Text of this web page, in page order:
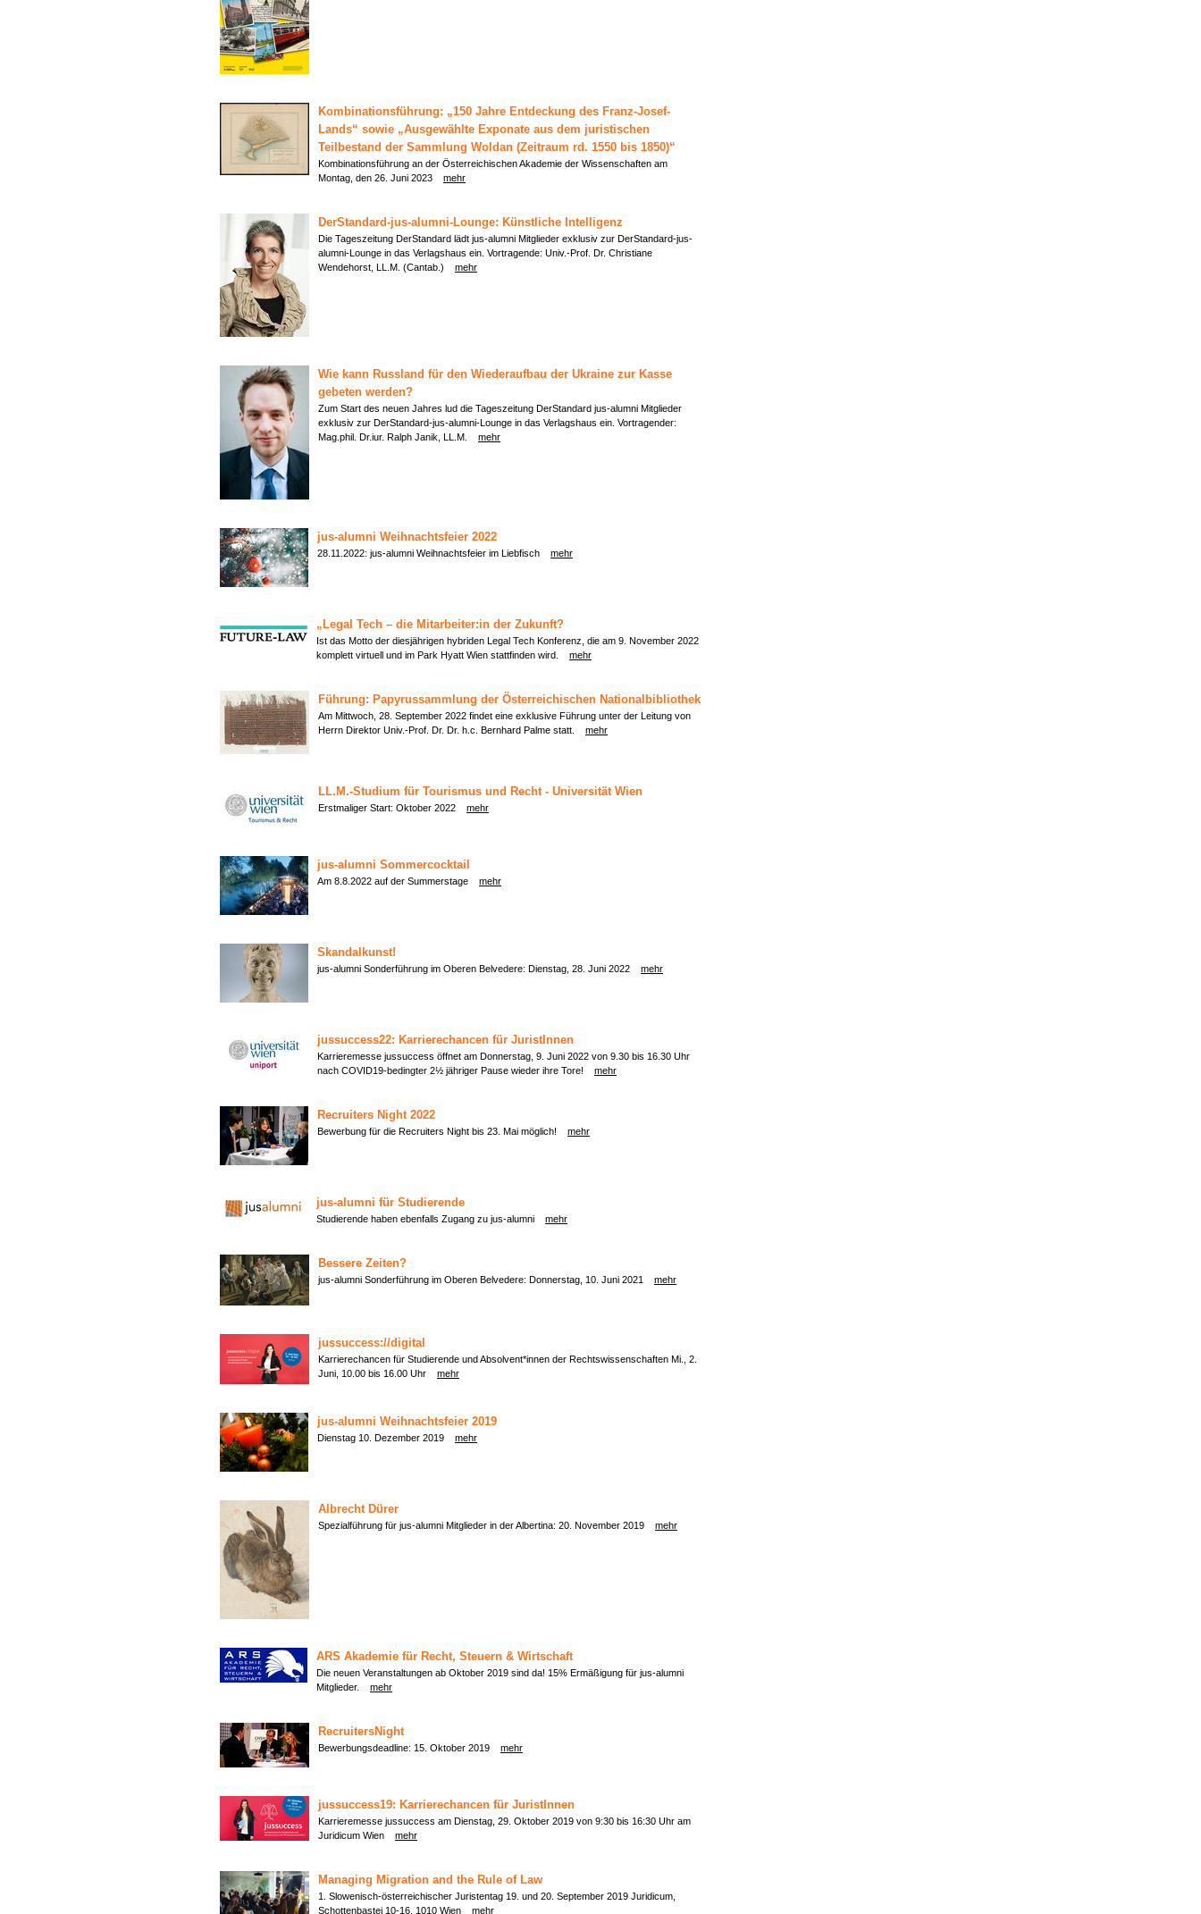
Kombinationsführung: „150 Jahre Entdeckung des Franz-Josef-
Lands“ sowie „Ausgewählte Exponate aus dem juristischen
Teilbestand der Sammlung Woldan (Zeitraum rd. 1550 bis 1850)“
Kombinationsführung an der Österreichischen Akademie der Wissenschaften am
Montag, den 26. Juni 2023 mehr
DerStandard-jus-alumni-Lounge: Künstliche Intelligenz
Die Tageszeitung DerStandard lädt jus-alumni Mitglieder exklusiv zur DerStandard-jus-
alumni-Lounge in das Verlagshaus ein. Vortragende: Univ.-Prof. Dr. Christiane
Wendehorst, LL.M. (Cantab.) mehr
Wie kann Russland für den Wiederaufbau der Ukraine zur Kasse
gebeten werden?
Zum Start des neuen Jahres lud die Tageszeitung DerStandard jus-alumni Mitglieder
exklusiv zur DerStandard-jus-alumni-Lounge in das Verlagshaus ein. Vortragender:
Mag.phil. Dr.iur. Ralph Janik, LL.M. mehr
jus-alumni Weihnachtsfeier 2022
28.11.2022: jus-alumni Weihnachtsfeier im Liebfisch mehr
„Legal Tech – die Mitarbeiter:in der Zukunft?
Ist das Motto der diesjährigen hybriden Legal Tech Konferenz, die am 9. November 2022
komplett virtuell und im Park Hyatt Wien stattfinden wird. mehr
Führung: Papyrussammlung der Österreichischen Nationalbibliothek
Am Mittwoch, 28. September 2022 findet eine exklusive Führung unter der Leitung von
Herrn Direktor Univ.-Prof. Dr. Dr. h.c. Bernhard Palme statt. mehr
LL.M.-Studium für Tourismus und Recht - Universität Wien
Erstmaliger Start: Oktober 2022 mehr
jus-alumni Sommercocktail
Am 8.8.2022 auf der Summerstage mehr
Skandalkunst!
jus-alumni Sonderführung im Oberen Belvedere: Dienstag, 28. Juni 2022 mehr
jussuccess22: Karrierechancen für JuristInnen
Karrieremesse jussuccess öffnet am Donnerstag, 9. Juni 2022 von 9.30 bis 16.30 Uhr
nach COVID19-bedingter 2½ jähriger Pause wieder ihre Tore! mehr
Recruiters Night 2022
Bewerbung für die Recruiters Night bis 23. Mai möglich! mehr
jus-alumni für Studierende
Studierende haben ebenfalls Zugang zu jus-alumni mehr
Bessere Zeiten?
jus-alumni Sonderführung im Oberen Belvedere: Donnerstag, 10. Juni 2021 mehr
jussuccess://digital
Karrierechancen für Studierende und Absolvent*innen der Rechtswissenschaften Mi., 2.
Juni, 10.00 bis 16.00 Uhr mehr
jus-alumni Weihnachtsfeier 2019
Dienstag 10. Dezember 2019 mehr
Albrecht Dürer
Spezialführung für jus-alumni Mitglieder in der Albertina: 20. November 2019 mehr
ARS Akademie für Recht, Steuern & Wirtschaft
Die neuen Veranstaltungen ab Oktober 2019 sind da! 15% Ermäßigung für jus-alumni
Mitglieder. mehr
RecruitersNight
Bewerbungsdeadline: 15. Oktober 2019 mehr
jussuccess19: Karrierechancen für JuristInnen
Karrieremesse jussuccess am Dienstag, 29. Oktober 2019 von 9:30 bis 16:30 Uhr am
Juridicum Wien mehr
Managing Migration and the Rule of Law
1. Slowenisch-österreichischer Juristentag 19. und 20. September 2019 Juridicum,
Schottenbastei 10-16, 1010 Wien mehr